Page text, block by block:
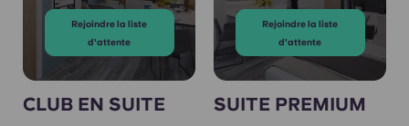
Rejoindre la liste
d'attente
CLUB EN SUITE
Rejoindre la liste
d'attente
SUITE PREMIUM